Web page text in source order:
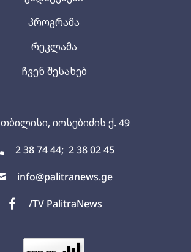
თბილისი, იოსებიძის ქ. 49
2 38 74 44; 2 38 02 45
info@palitranews.ge
/TV PalitraNews
პროგრამა
რეკლამა
ჩვენ შესახებ